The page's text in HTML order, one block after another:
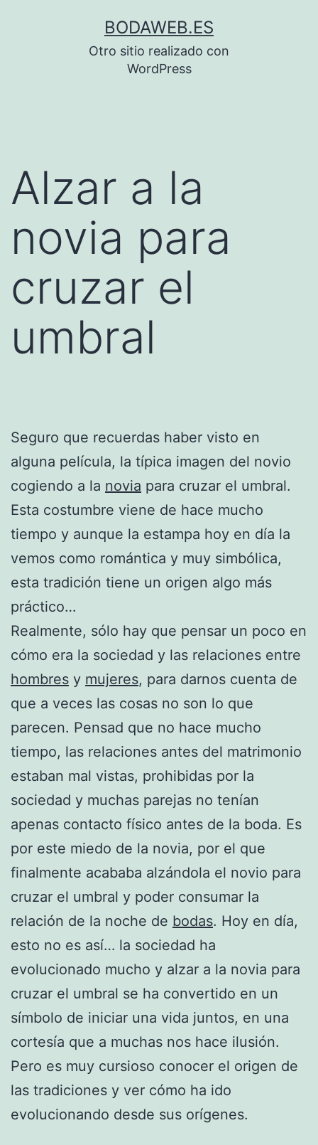
BODAWEB.ES
Otro sitio realizado con
WordPress
Alzar a la
novia para
cruzar el
umbral
Seguro que recuerdas haber visto en
alguna película, la típica imagen del novio
cogiendo a la novia para cruzar el umbral.
Esta costumbre viene de hace mucho
tiempo y aunque la estampa hoy en día la
vemos como romántica y muy simbólica,
esta tradición tiene un origen algo más
práctico…
Realmente, sólo hay que pensar un poco en
cómo era la sociedad y las relaciones entre
hombres y mujeres, para darnos cuenta de
que a veces las cosas no son lo que
parecen. Pensad que no hace mucho
tiempo, las relaciones antes del matrimonio
estaban mal vistas, prohibidas por la
sociedad y muchas parejas no tenían
apenas contacto físico antes de la boda. Es
por este miedo de la novia, por el que
finalmente acababa alzándola el novio para
cruzar el umbral y poder consumar la
relación de la noche de bodas. Hoy en día,
esto no es así… la sociedad ha
evolucionado mucho y alzar a la novia para
cruzar el umbral se ha convertido en un
símbolo de iniciar una vida juntos, en una
cortesía que a muchas nos hace ilusión.
Pero es muy cursioso conocer el origen de
las tradiciones y ver cómo ha ido
evolucionando desde sus orígenes.